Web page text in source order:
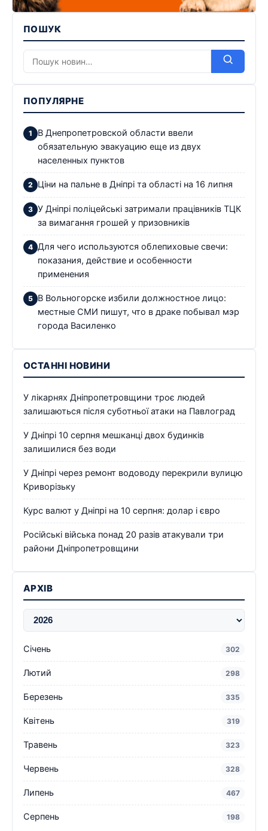
ПОШУК
ПОПУЛЯРНЕ
В Днепропетровской области ввели
обязательную эвакуацию еще из двух
населенных пунктов
Ціни на пальне в Дніпрі та області на 16 липня
У Дніпрі поліцейські затримали працівників ТЦК
за вимагання грошей у призовників
Для чего используются облепиховые свечи:
показания, действие и особенности
применения
В Вольногорске избили должностное лицо:
местные СМИ пишут, что в драке побывал мэр
города Василенко
ОСТАННІ НОВИНИ
У лікарнях Дніпропетровщини троє людей
залишаються після суботньої атаки на Павлоград
У Дніпрі 10 серпня мешканці двох будинків
залишилися без води
У Дніпрі через ремонт водоводу перекрили вулицю
Криворізьку
Курс валют у Дніпрі на 10 серпня: долар і євро
Російські війська понад 20 разів атакували три
райони Дніпропетровщини
АРХІВ
Січень 302
Лютий 298
Березень 335
Квітень 319
Травень 323
Червень 328
Липень 467
Серпень 198